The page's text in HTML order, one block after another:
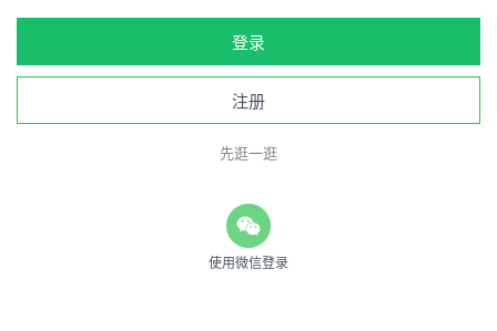
登录
注册
先逛一逛
使用微信登录